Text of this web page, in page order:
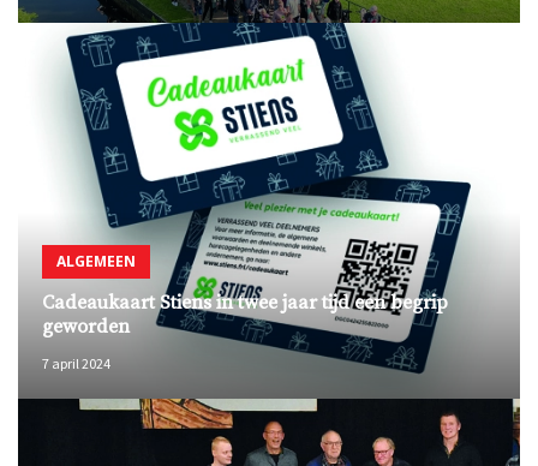
ALGEMEEN
Cadeaukaart Stiens in twee jaar tijd een begrip
geworden
7 april 2024